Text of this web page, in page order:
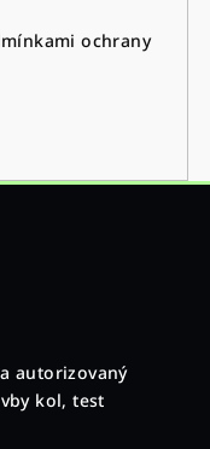
ochrany
autorizovaný
kol, test